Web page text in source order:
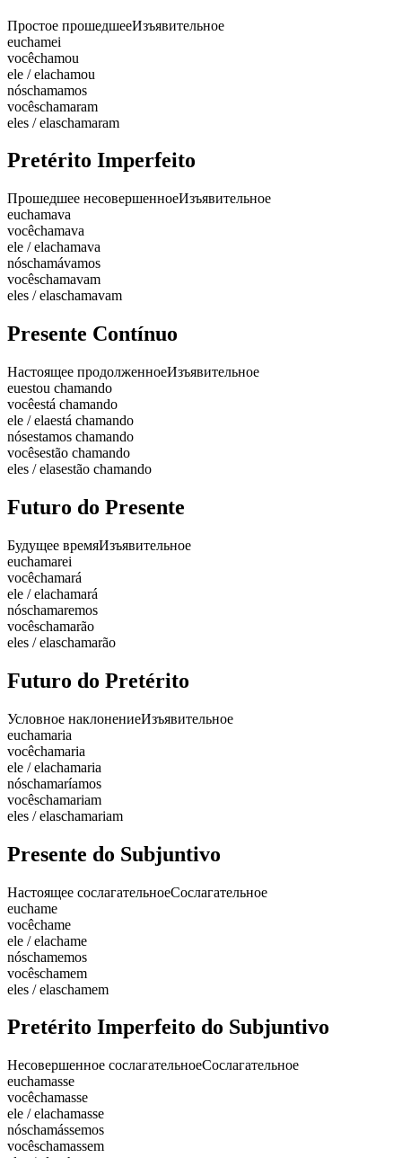
Простое прошедшееИзъявительное
euchamei
vocêchamou
ele / elachamou
nóschamamos
vocêschamaram
eles / elaschamaram
Pretérito Imperfeito
Прошедшее несовершенноеИзъявительное
euchamava
vocêchamava
ele / elachamava
nóschamávamos
vocêschamavam
eles / elaschamavam
Presente Contínuo
Настоящее продолженноеИзъявительное
euestou chamando
vocêestá chamando
ele / elaestá chamando
nósestamos chamando
vocêsestão chamando
eles / elasestão chamando
Futuro do Presente
Будущее времяИзъявительное
euchamarei
vocêchamará
ele / elachamará
nóschamaremos
vocêschamarão
eles / elaschamarão
Futuro do Pretérito
Условное наклонениеИзъявительное
euchamaria
vocêchamaria
ele / elachamaria
nóschamaríamos
vocêschamariam
eles / elaschamariam
Presente do Subjuntivo
Настоящее сослагательноеСослагательное
euchame
vocêchame
ele / elachame
nóschamemos
vocêschamem
eles / elaschamem
Pretérito Imperfeito do Subjuntivo
Несовершенное сослагательноеСослагательное
euchamasse
vocêchamasse
ele / elachamasse
nóschamássemos
vocêschamassem